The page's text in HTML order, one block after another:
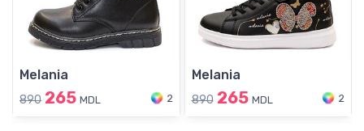
Melania
890 265 MDL 2
Melania
890 265 MDL 2